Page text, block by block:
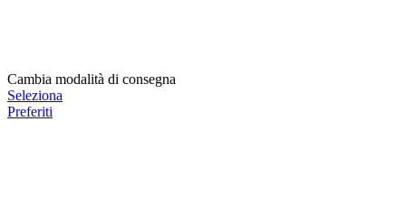
Cambia modalità di consegna
Seleziona
Preferiti